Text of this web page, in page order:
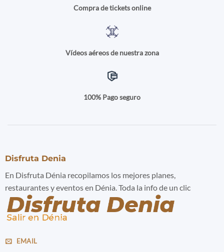
Compra de tickets online
Vídeos aéreos de nuestra zona
100% Pago seguro
Disfruta Denia
En Disfruta Dénia recopilamos los mejores planes,
restaurantes y eventos en Dénia. Toda la info de un clic
EMAIL